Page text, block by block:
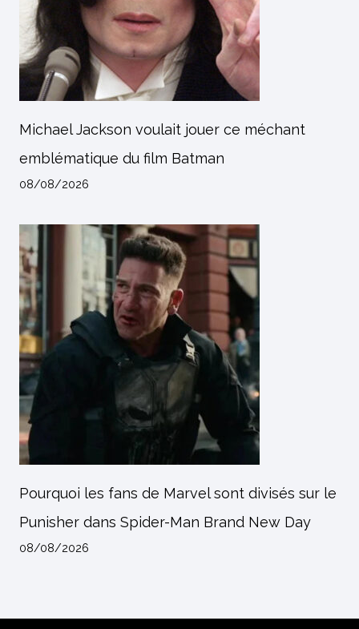
Michael Jackson voulait jouer ce méchant
emblématique du film Batman
08/08/2026
Pourquoi les fans de Marvel sont divisés sur le
Punisher dans Spider-Man Brand New Day
08/08/2026